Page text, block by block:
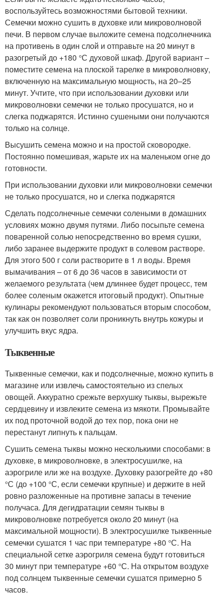
воспользуйтесь возможностями бытовой техники.
Семечки можно сушить в духовке или микроволновой
печи. В первом случае выложите семена подсолнечника
на противень в один слой и отправьте на 20 минут в
разогретый до +180 °С духовой шкаф. Другой вариант –
поместите семена на плоской тарелке в микроволновку,
включенную на максимальную мощность, на 20–25
минут. Учтите, что при использовании духовки или
микроволновки семечки не только просушатся, но и
слегка поджарятся. Истинно сушеными они получаются
только на солнце.
Высушить семена можно и на простой сковородке.
Постоянно помешивая, жарьте их на маленьком огне до
готовности.
При использовании духовки или микроволновки семечки
не только просушатся, но и слегка поджарятся
Сделать подсолнечные семечки солеными в домашних
условиях можно двумя путями. Либо посыпьте семена
поваренной солью непосредственно во время сушки,
либо заранее выдержите продукт в солевом растворе.
Для этого 500 г соли растворите в 1 л воды. Время
вымачивания – от 6 до 36 часов в зависимости от
желаемого результата (чем длиннее будет процесс, тем
более соленым окажется итоговый продукт). Опытные
кулинары рекомендуют пользоваться вторым способом,
так как он позволяет соли проникнуть внутрь кожуры и
улучшить вкус ядра.
Тыквенные
Тыквенные семечки, как и подсолнечные, можно купить в
магазине или извлечь самостоятельно из спелых
овощей. Аккуратно срежьте верхушку тыквы, вырежьте
сердцевину и извлеките семена из мякоти. Промывайте
их под проточной водой до тех пор, пока они не
перестанут липнуть к пальцам.
Сушить семена тыквы можно несколькими способами: в
духовке, в микроволновке, в электросушилке, на
аэрогриле или же на воздухе. Духовку разогрейте до +80
°С (до +100 °С, если семечки крупные) и держите в ней
ровно разложенные на противне запасы в течение
получаса. Для дегидратации семян тыквы в
микроволновке потребуется около 20 минут (на
максимальной мощности). В электросушилке тыквенные
семечки сушатся 1 час при температуре +80 °С. На
специальной сетке аэрогриля семена будут готовиться
30 минут при температуре +60 °С. На открытом воздухе
под солнцем тыквенные семечки сушатся примерно 5
часов.